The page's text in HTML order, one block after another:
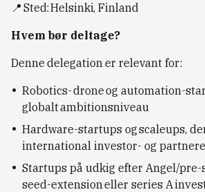
📍 Sted: Helsinki, Finland
Hvem bør deltage?
Denne delegation er relevant for:
Robotics- drone og automation-
globalt ambitionsniveau
Hardware-startups og scaleups,
international investor- og
Startups på udkig efter Angel/pre-
seed-extension eller series A